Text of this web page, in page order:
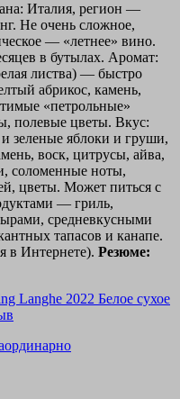
Италия, регион —
Не очень сложное,
— «летнее» вино.
в бутылах. Аромат:
листва) — быстро
абрикос, камень,
«петрольные»
полевые цветы. Вкус:
и зеленые яблоки и груши,
воск, цитрусы, айва,
соломенные ноты,
цветы. Может питься с
— гриль,
средневкусными
тапасов и канапе.
в Интернете). Резюме: